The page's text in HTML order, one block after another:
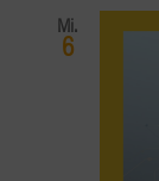
Mi.
6